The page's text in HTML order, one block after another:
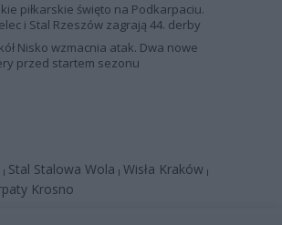
piłkarskie święto na Podkarpaciu.
i Stal Rzeszów zagrają 44. derby
Nisko wzmacnia atak. Dwa nowe
przed startem sezonu
| Stal Stalowa Wola | Wisła Kraków|
Krosno